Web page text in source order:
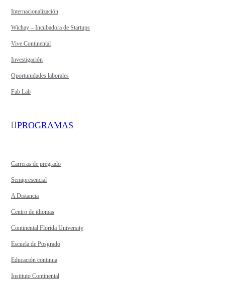
Internacionalización
Wichay – Incubadora de Startups
Vive Continental
Investigación
Oportunidades laborales
Fab Lab
PROGRAMAS
Carreras de pregrado
Semipresencial
A Distancia
Centro de idiomas
Continental Florida University
Escuela de Posgrado
Educación continua
Instituto Continental